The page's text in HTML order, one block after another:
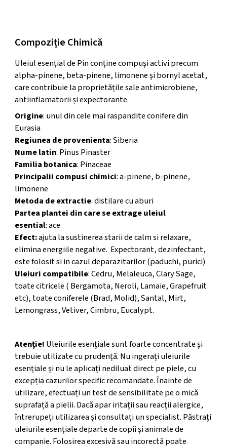
Compoziție Chimică
Uleiul esențial de Pin conține compuși activi precum
alpha-pinene, beta-pinene, limonene și bornyl acetat,
care contribuie la proprietățile sale antimicrobiene,
antiinflamatorii și expectorante.
Origine: unul din cele mai raspandite conifere din
Eurasia
Regiunea de provenienta: Siberia
Nume latin: Pinus Pinaster
Familia botanica: Pinaceae
Principalii compusi chimici: a-pinene, b-pinene,
limonene
Metoda de extractie: distilare cu aburi
Partea plantei din care se extrage uleiul
esential: ace
Efect:ajuta la sustinerea starii de calm si relaxare,
elimina energiile negative. Expectorant, dezinfectant,
este folosit si in cazul deparazitarilor (paduchi, purici)
Uleiuri compatibile: Cedru, Melaleuca, Clary Sage,
toate citricele ( Bergamota, Neroli, Lamaie, Grapefruit
etc), toate coniferele (Brad, Molid), Santal, Mirt,
Lemongrass, Vetiver, Cimbru, Eucalypt.
Atenție! Uleiurile esențiale sunt foarte concentrate și
trebuie utilizate cu prudență. Nu ingerați uleiurile
esențiale și nu le aplicați nediluat direct pe piele, cu
excepția cazurilor specific recomandate. Înainte de
utilizare, efectuați un test de sensibilitate pe o mică
suprafață a pielii. Dacă apar iritații sau reacții alergice,
întrerupeți utilizarea și consultați un specialist. Păstrați
uleiurile esențiale departe de copii și animale de
companie. Folosirea excesivă sau incorectă poate